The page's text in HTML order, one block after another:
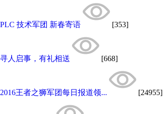
PLC 技术军团 新春寄语 [353]
寻人启事，有礼相送 [668]
2016王者之狮军团每日报道领... [24955]